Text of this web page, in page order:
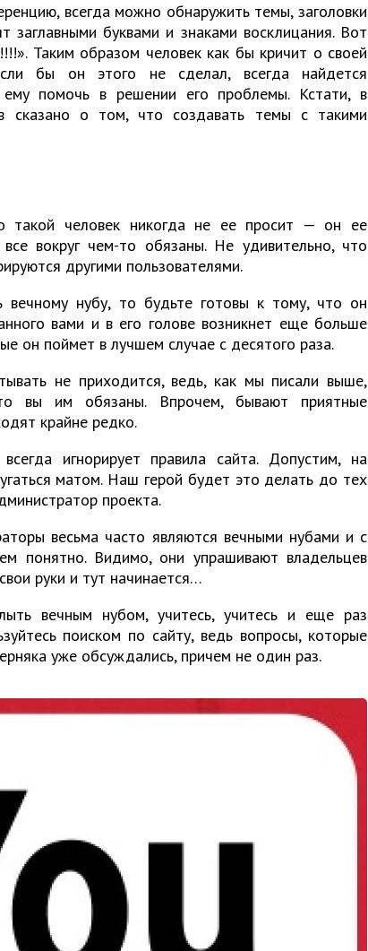
всегда можно обнаружить темы, заголовки
заглавными буквами и знаками восклицания. Вот
Таким образом человек как бы кричит о своей
бы он этого не сделал, всегда найдется
ему помочь в решении его проблемы. Кстати, в
сказано о том, что создавать темы с такими
такой человек никогда не ее просит — он ее
вокруг чем-то обязаны. Не удивительно, что
другими пользователями.
вечному нубу, то будьте готовы к тому, что он
вами и в его голове возникнет еще больше
он поймет в лучшем случае с десятого раза.
не приходится, ведь, как мы писали выше,
вы им обязаны. Впрочем, бывают приятные
крайне редко.
игнорирует правила сайта. Допустим, на
матом. Наш герой будет это делать до тех
проекта.
весьма часто являются вечными нубами и с
понятно. Видимо, они упрашивают владельцев
руки и тут начинается…
вечным нубом, учитесь, учитесь и еще раз
поиском по сайту, ведь вопросы, которые
уже обсуждались, причем не один раз.